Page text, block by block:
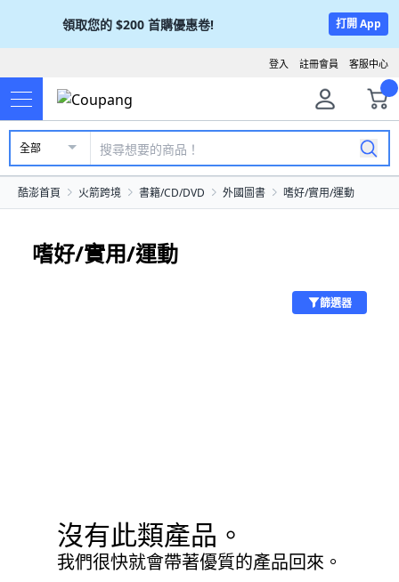
領取您的 $200 首購優惠卷! 打開 App
客服中心
註冊會員
登入
全部
酷澎首頁 火箭跨境 書籍/CD/DVD 外國圖書 嗜好/實用/運動
嗜好/實用/運動
篩選器
沒有此類產品。
我們很快就會帶著優質的產品回來。